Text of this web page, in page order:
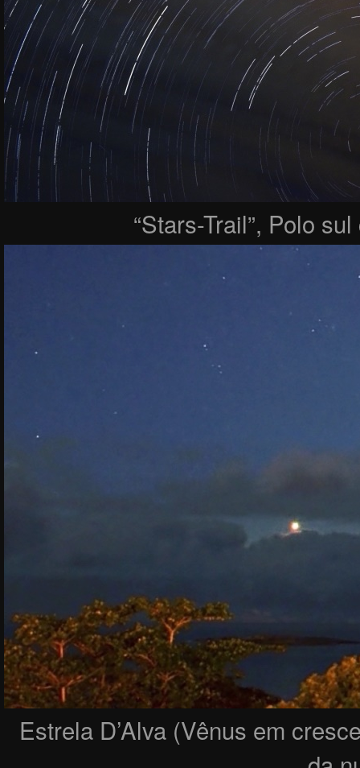
“Stars-Trail”, Polo
Estrela D’Alva (Vênus em